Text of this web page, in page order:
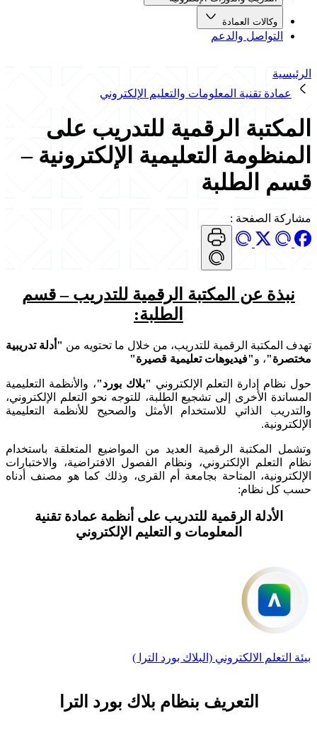
وكالات العمادة
التواصل والدعم
الرئيسية
عمادة تقنية المعلومات والتعليم الإلكتروني
المكتبة الرقمية للتدريب على
المنظومة التعليمية الإلكترونية –
قسم الطلبة
مشاركة الصفحة :
نبذة عن المكتبة الرقمية للتدريب – قسم
الطلبة:
تهدف المكتبة الرقمية للتدريب، من خلال ما تحتويه من "أدلة تدريبية
مختصرة"، و"فيديوهات تعليمية قصيرة"
حول نظام إدارة التعلم الإلكتروني "بلاك بورد"، والأنظمة التعليمية
المساندة الأخرى إلى تشجيع الطلبة، للتوجه نحو التعلم الإلكتروني،
والتدريب الذاتي للاستخدام الأمثل والصحيح للأنظمة التعليمية
الإلكترونية.
وتشمل المكتبة الرقمية العديد من المواضيع المتعلقة باستخدام
نظام التعلم الإلكتروني، ونظام الفصول الافتراضية، والاختبارات
الإلكترونية، المتاحة بجامعة أم القرى، وذلك كما هو مصنف أدناه
حسب كل نظام:
الأدلة الرقمية للتدريب على أنظمة عمادة تقنية
المعلومات و التعليم الإلكتروني
بيئة التعلم الالكتروني (البلاك بورد الترا )
التعريف بنظام بلاك بورد الترا